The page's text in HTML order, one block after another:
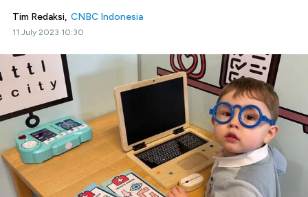
Tim Redaksi, CNBC Indonesia
11 July 2023 10:30